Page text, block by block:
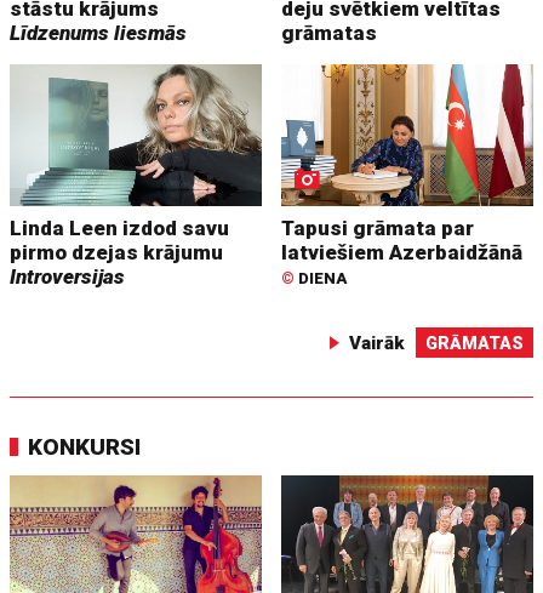
stāstu krājums
Līdzenums liesmās
deju svētkiem veltītas
grāmatas
Linda Leen izdod savu
pirmo dzejas krājumu
Introversijas
Tapusi grāmata par
latviešiem Azerbaidžānā
© DIENA
Vairāk GRĀMATAS
KONKURSI